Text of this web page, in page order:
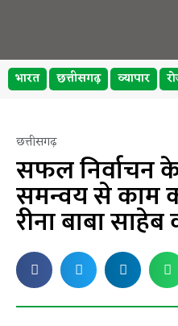
भारत छत्तीसगढ़ व्यापार
छत्तीसगढ़
सफल निर्वाचन
समन्वय से काम
रीना बाबा